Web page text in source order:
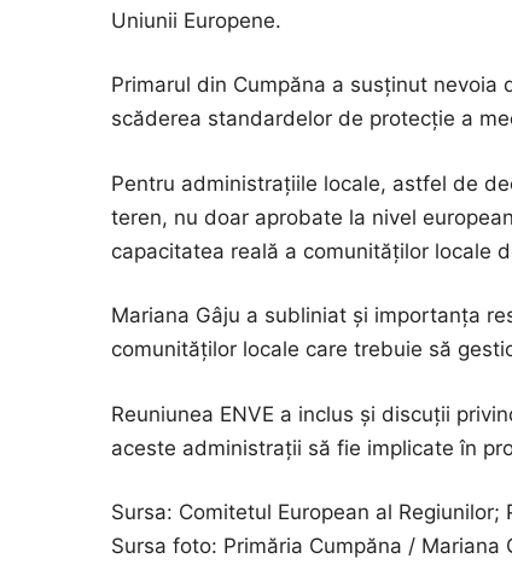
Uniunii Europene.
Primarul din Cumpăna a susținut
scăderea standardelor de protecție a
Pentru administrațiile locale, astfel de
teren, nu doar aprobate la nivel
capacitatea reală a comunităților locale
Mariana Gâju a subliniat și importanța
comunităților locale care trebuie să
Reuniunea ENVE a inclus și discuții
aceste administrații să fie implicate în
Sursa: Comitetul European al Regiunilor;
Sursa foto: Primăria Cumpăna / Mariana